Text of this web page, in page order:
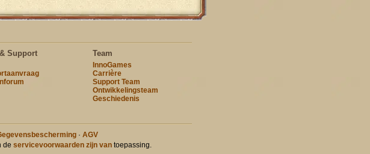
Support Team
InnoGames
Carrière
Support Team
Ontwikkelingsteam
Geschiedenis
· AGV
de servicevoorwaarden zijn van toepassing.